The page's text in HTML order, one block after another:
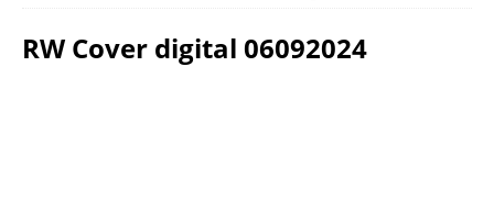
RW Cover digital 06092024